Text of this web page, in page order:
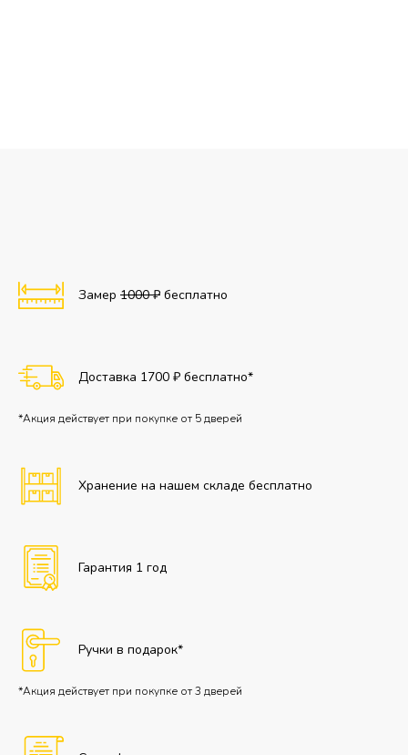
Замер 1000 ₽ бесплатно
Доставка 1700 ₽ бесплатно*
*Акция действует при покупке от 5 дверей
Хранение на нашем складе бесплатно
Гарантия 1 год
Ручки в подарок*
*Акция действует при покупке от 3 дверей